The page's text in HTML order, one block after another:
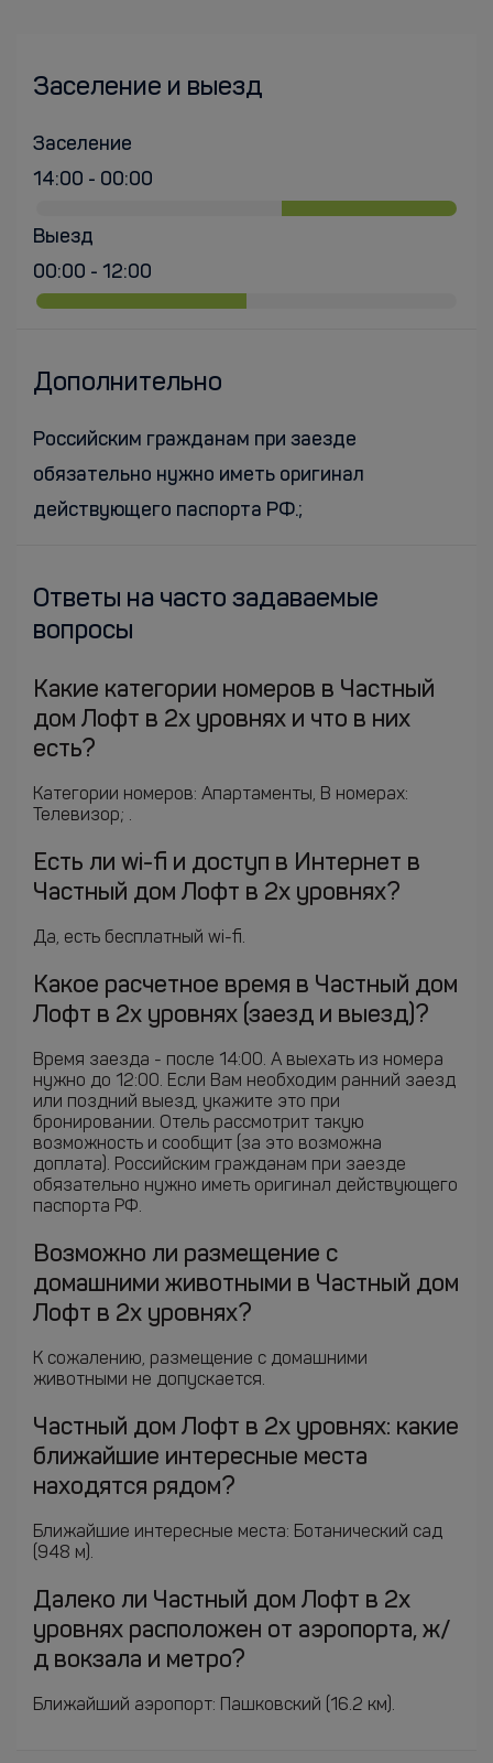
Заселение и выезд
Заселение
14:00 - 00:00
Выезд
00:00 - 12:00
Дополнительно
Российским гражданам при заезде
обязательно нужно иметь оригинал
действующего паспорта РФ.;
Ответы на часто задаваемые
вопросы
Какие категории номеров в Частный
дом Лофт в 2х уровнях и что в них
есть?
Категории номеров: Апартаменты, В номерах:
Телевизор; .
Есть ли wi-fi и доступ в Интернет в
Частный дом Лофт в 2х уровнях?
Да, есть бесплатный wi-fi.
Какое расчетное время в Частный дом
Лофт в 2х уровнях (заезд и выезд)?
Время заезда - после 14:00. А выехать из номера
нужно до 12:00. Если Вам необходим ранний заезд
или поздний выезд, укажите это при
бронировании. Отель рассмотрит такую
возможность и сообщит (за это возможна
доплата). Российским гражданам при заезде
обязательно нужно иметь оригинал действующего
паспорта РФ.
Возможно ли размещение с
домашними животными в Частный дом
Лофт в 2х уровнях?
К сожалению, размещение с домашними
животными не допускается.
Частный дом Лофт в 2х уровнях: какие
ближайшие интересные места
находятся рядом?
Ближайшие интересные места: Ботанический сад
(948 м).
Далеко ли Частный дом Лофт в 2х
уровнях расположен от аэропорта, ж/
д вокзала и метро?
Ближайший аэропорт: Пашковский (16.2 км).